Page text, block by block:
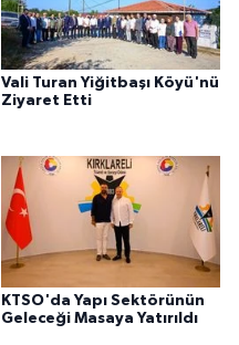
Vali Turan Yiğitbaşı Köyü'nü
Ziyaret Etti
KTSO'da Yapı Sektörünün
Geleceği Masaya Yatırıldı